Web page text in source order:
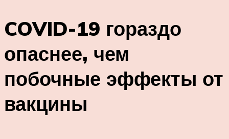
COVID-19 гораздо
опаснее, чем
побочные эффекты от
вакцины